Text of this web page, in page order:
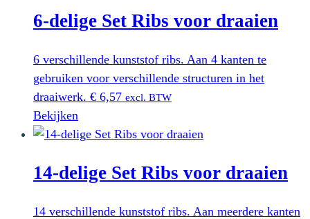
6-delige Set Ribs voor draaien
6 verschillende kunststof ribs. Aan 4 kanten te
gebruiken voor verschillende structuren in het
draaiwerk. € 6,57 excl. BTW
Bekijken
14-delige Set Ribs voor draaien
14 verschillende kunststof ribs. Aan meerdere kanten